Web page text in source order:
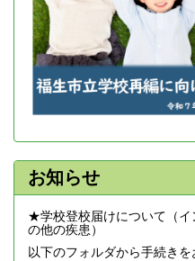
お知らせ
★学校登校届けについて（
の他の疾患）
以下のフォルダから手続きを